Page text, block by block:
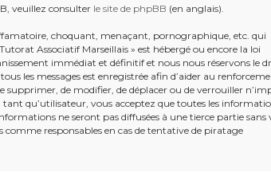
veuillez consulter le site de phpBB (en anglais).
choquant, menaçant, pornographique, etc. qui
Associatif Marseillais » est hébergé ou encore la loi
immédiat et définitif et nous nous réservons le
les messages est enregistrée afin d’aider au
supprimer, de modifier, de déplacer ou de verrouiller
qu’utilisateur, vous acceptez que toutes les
ne seront pas diffusées à une tierce partie sans
responsables en cas de tentative de piratage